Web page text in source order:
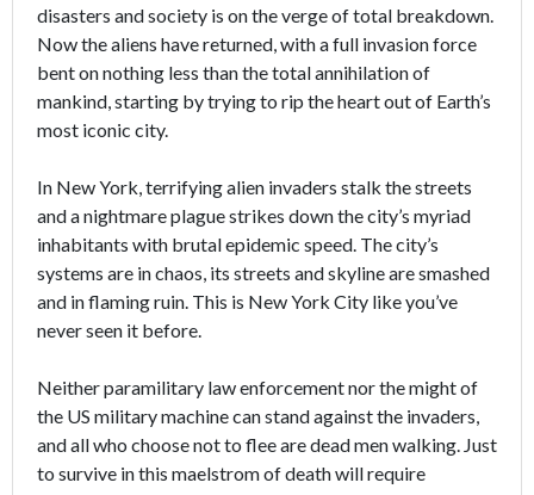
disasters and society is on the verge of total breakdown.
Now the aliens have returned, with a full invasion force
bent on nothing less than the total annihilation of
mankind, starting by trying to rip the heart out of Earth’s
most iconic city.
In New York, terrifying alien invaders stalk the streets
and a nightmare plague strikes down the city’s myriad
inhabitants with brutal epidemic speed. The city’s
systems are in chaos, its streets and skyline are smashed
and in flaming ruin. This is New York City like you’ve
never seen it before.
Neither paramilitary law enforcement nor the might of
the US military machine can stand against the invaders,
and all who choose not to flee are dead men walking. Just
to survive in this maelstrom of death will require